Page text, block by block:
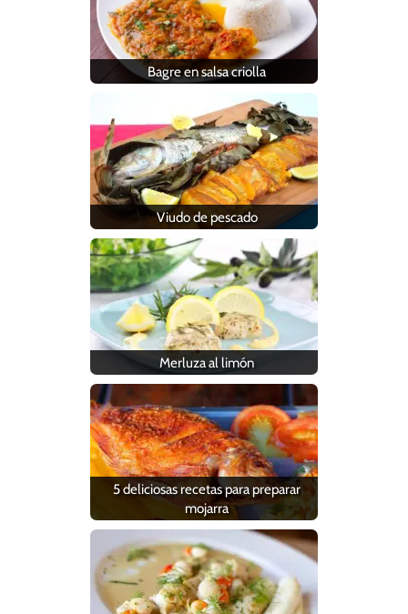
Bagre en salsa criolla
Viudo de pescado
Merluza al limón
5 deliciosas recetas para preparar
mojarra